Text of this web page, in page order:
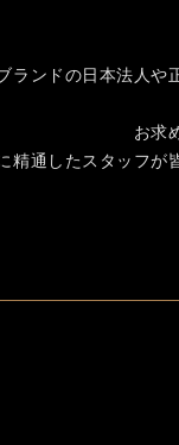
ランドの日本法人
お求
精通したスタッフ